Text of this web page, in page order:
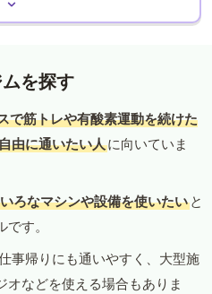
を探す
で筋トレや有酸素運動を続けた
由に通いたい人に向いていま
ろなマシンや設備を使いたい と
す。
事帰りにも通いやすく、大型施
などを使える場合もありま